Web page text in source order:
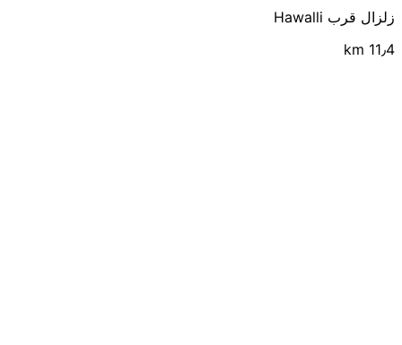
زلزال قرب Hawalli
11٫4 km